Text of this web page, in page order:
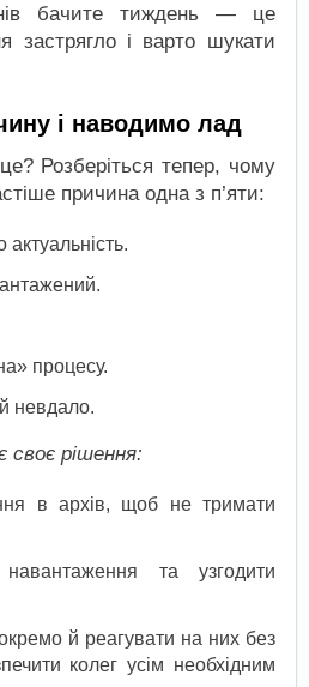
бачите тиждень — це
застрягло і варто шукати
і наводимо лад
Розберіться тепер, чому
причина одна з п’яти:
процесу.
невдало.
своє рішення:
в архів, щоб не тримати
навантаження та узгодити
й реагувати на них без
колег усім необхідним